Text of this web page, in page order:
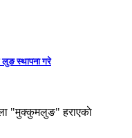
स्थापना गरे
"मुक्कुमलुङ" हराएकाे